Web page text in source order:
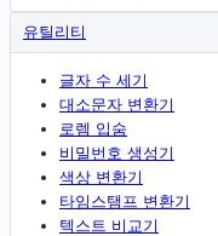
유틸리티
글자 수 세기
대소문자 변환기
로렘 입숨
비밀번호 생성기
색상 변환기
타임스탬프 변환기
텍스트 비교기